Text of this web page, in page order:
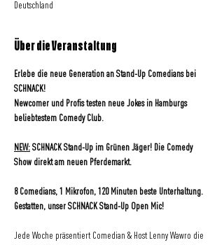
Deutschland
Über die Veranstaltung
Erlebe die neue Generation an Stand-Up Comedians bei
SCHNACK!
Newcomer und Profis testen neue Jokes in Hamburgs
beliebtestem Comedy Club.
NEW: SCHNACK Stand-Up im Grünen Jäger! Die Comedy
Show direkt am neuen Pferdemarkt.
8 Comedians, 1 Mikrofon, 120 Minuten beste Unterhaltung.
Gestatten, unser SCHNACK Stand-Up Open Mic!
Jede Woche präsentiert Comedian & Host Lenny Wawro die